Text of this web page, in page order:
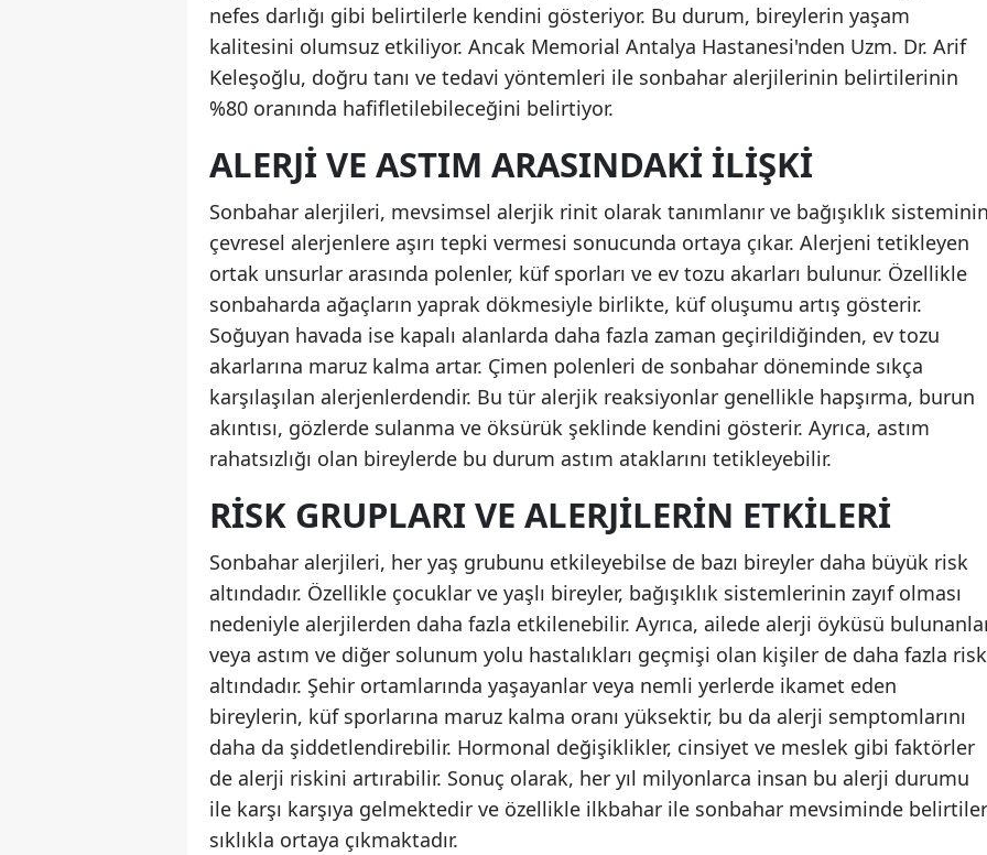
nefes darlığı gibi belirtilerle kendini gösteriyor. Bu durum, bireylerin yaşam
kalitesini olumsuz etkiliyor. Ancak Memorial Antalya Hastanesi'nden Uzm. Dr. Arif
Keleşoğlu, doğru tanı ve tedavi yöntemleri ile sonbahar alerjilerinin belirtilerinin
%80 oranında hafifletilebileceğini belirtiyor.
ALERJI VE ASTIM ARASINDAKI İLIŞKI
Sonbahar alerjileri, mevsimsel alerjik rinit olarak tanımlanır ve bağışıklık
çevresel alerjenlere aşırı tepki vermesi sonucunda ortaya çıkar. Alerjeni tetikleyen
ortak unsurlar arasında polenler, küf sporları ve ev tozu akarları bulunur. Özellikle
sonbaharda ağaçların yaprak dökmesiyle birlikte, küf oluşumu artış gösterir.
Soğuyan havada ise kapalı alanlarda daha fazla zaman geçirildiğinden, ev tozu
akarlarına maruz kalma artar. Çimen polenleri de sonbahar döneminde sıkça
karşılaşılan alerjenlerdendir. Bu tür alerjik reaksiyonlar genellikle hapşırma, burun
akıntısı, gözlerde sulanma ve öksürük şeklinde kendini gösterir. Ayrıca, astım
rahatsızlığı olan bireylerde bu durum astım ataklarını tetikleyebilir.
RISK GRUPLARI VE ALERJILERIN ETKILERI
Sonbahar alerjileri, her yaş grubunu etkileyebilse de bazı bireyler daha büyük risk
altındadır. Özellikle çocuklar ve yaşlı bireyler, bağışıklık sistemlerinin zayıf olması
nedeniyle alerjilerden daha fazla etkilenebilir. Ayrıca, ailede alerji öyküsü
veya astım ve diğer solunum yolu hastalıkları geçmişi olan kişiler de daha fazla risk
altındadır. Şehir ortamlarında yaşayanlar veya nemli yerlerde ikamet eden
bireylerin, küf sporlarına maruz kalma oranı yüksektir, bu da alerji semptomlarını
daha da şiddetlendirebilir. Hormonal değişiklikler, cinsiyet ve meslek gibi faktörler
de alerji riskini artırabilir. Sonuç olarak, her yıl milyonlarca insan bu alerji durumu
ile karşı karşıya gelmektedir ve özellikle ilkbahar ile sonbahar mevsiminde belirtiler
sıklıkla ortaya çıkmaktadır.